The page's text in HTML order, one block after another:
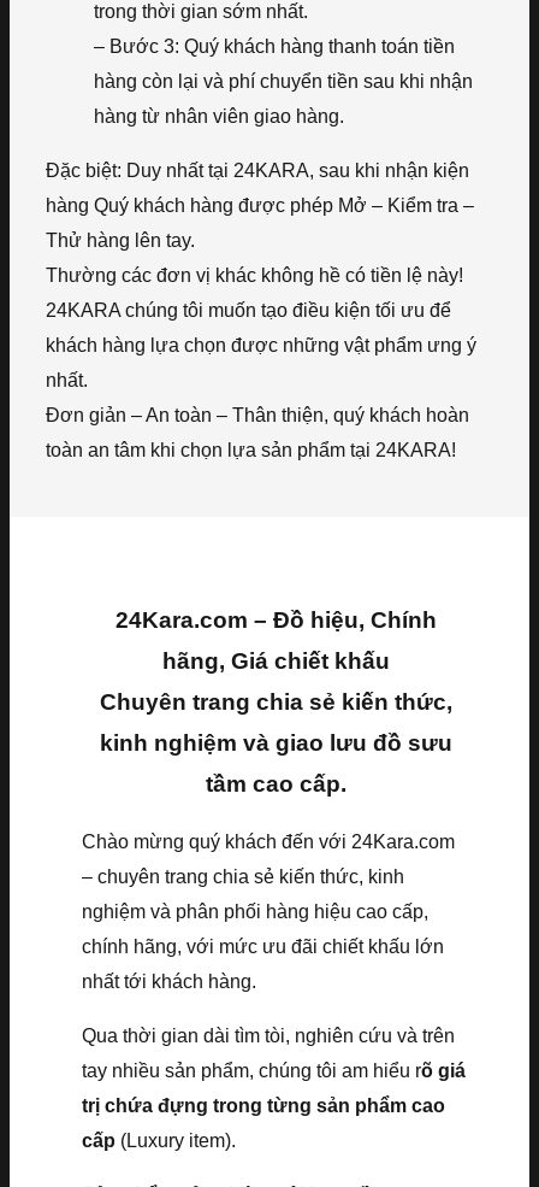
trong thời gian sớm nhất.
– Bước 3: Quý khách hàng thanh toán tiền
hàng còn lại và phí chuyển tiền sau khi nhận
hàng từ nhân viên giao hàng.
Đặc biệt: Duy nhất tại 24KARA, sau khi nhận kiện
hàng Quý khách hàng được phép Mở – Kiểm tra –
Thử hàng lên tay.
Thường các đơn vị khác không hề có tiền lệ này!
24KARA chúng tôi muốn tạo điều kiện tối ưu để
khách hàng lựa chọn được những vật phẩm ưng ý
nhất.
Đơn giản – An toàn – Thân thiện, quý khách hoàn
toàn an tâm khi chọn lựa sản phẩm tại 24KARA!
24Kara.com – Đồ hiệu, Chính
hãng, Giá chiết khấu
Chuyên trang chia sẻ kiến thức,
kinh nghiệm và giao lưu đồ sưu
tầm cao cấp.
Chào mừng quý khách đến với 24Kara.com
– chuyên trang chia sẻ kiến thức, kinh
nghiệm và phân phối hàng hiệu cao cấp,
chính hãng, với mức ưu đãi chiết khấu lớn
nhất tới khách hàng.
Qua thời gian dài tìm tòi, nghiên cứu và trên
tay nhiều sản phẩm, chúng tôi am hiểu rõ giá
trị chứa đựng trong từng sản phẩm cao
cấp (Luxury item).